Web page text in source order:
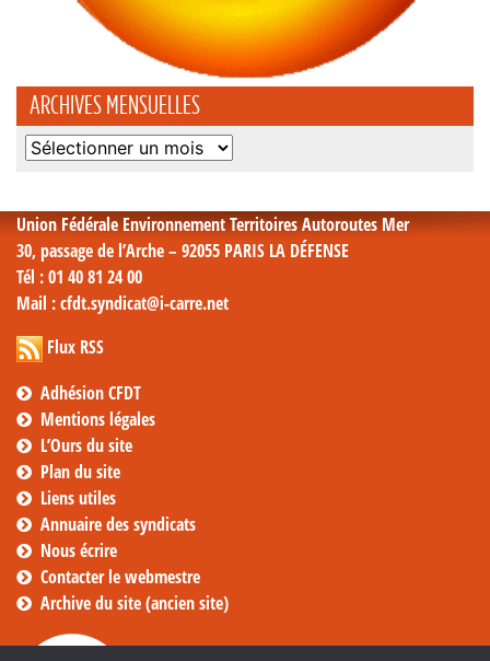
ARCHIVES MENSUELLES
Archives
Union Fédérale Environnement Territoires Autoroutes Mer
30, passage de l’Arche – 92055 PARIS LA DÉFENSE
Tél : 01 40 81 24 00
Mail : cfdt.syndicat@i-carre.net
Flux RSS
Adhésion CFDT
Mentions légales
L’Ours du site
Plan du site
Liens utiles
Annuaire des syndicats
Nous écrire
Contacter le webmestre
Archive du site (ancien site)